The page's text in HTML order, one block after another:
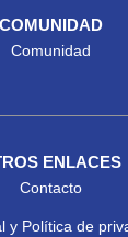
COMUNIDAD
Comunidad
ENLACES
Contacto
y Política de